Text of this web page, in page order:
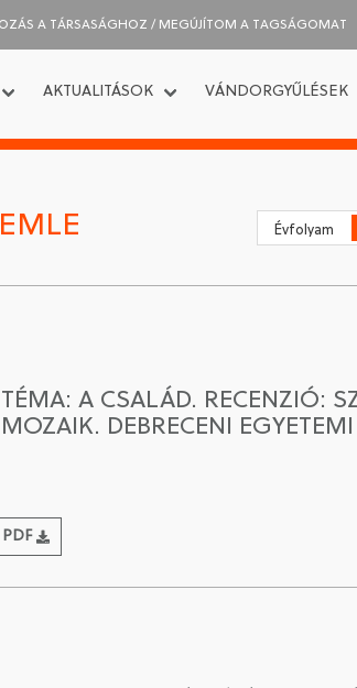
A TÁRSASÁGHOZ / MEGÚJÍTOM A TAGSÁGOMAT
AKTUALITÁSOK VÁNDORGYŰLÉSEK
A CSALÁD. RECENZIÓ:
DEBRECENI